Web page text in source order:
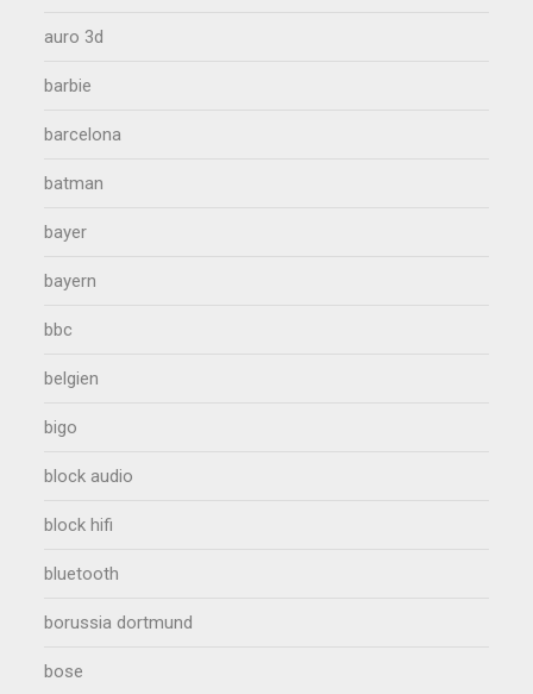
auro 3d
barbie
barcelona
batman
bayer
bayern
bbc
belgien
bigo
block audio
block hifi
bluetooth
borussia dortmund
bose